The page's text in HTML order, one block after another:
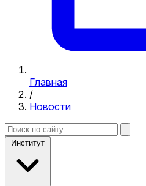
Главная
/
Новости
Институт